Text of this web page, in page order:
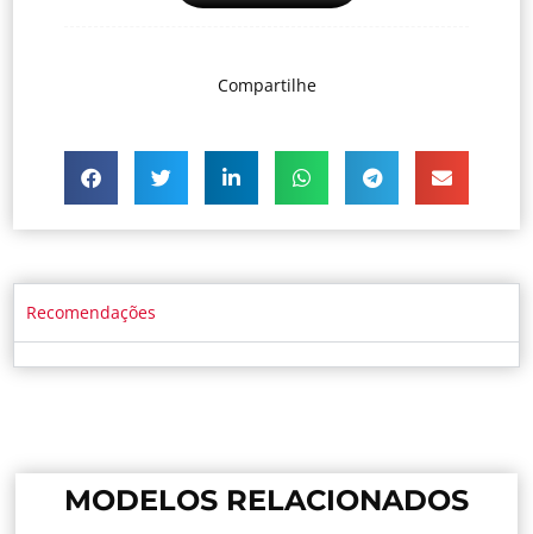
Compartilhe
Recomendações
MODELOS RELACIONADOS